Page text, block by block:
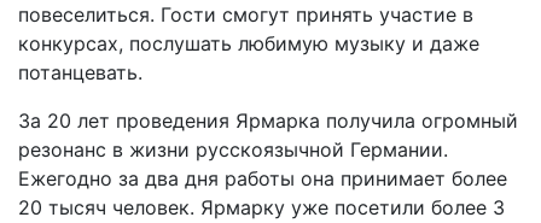
повеселиться. Гости смогут принять участие в
конкурсах, послушать любимую музыку и даже
потанцевать.
За 20 лет проведения Ярмарка получила огромный
резонанс в жизни русскоязычной Германии.
Ежегодно за два дня работы она принимает более
20 тысяч человек. Ярмарку уже посетили более 3